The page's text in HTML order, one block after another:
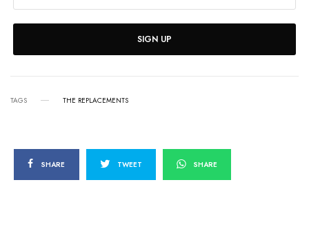
SIGN UP
TAGS THE REPLACEMENTS
SHARE TWEET SHARE